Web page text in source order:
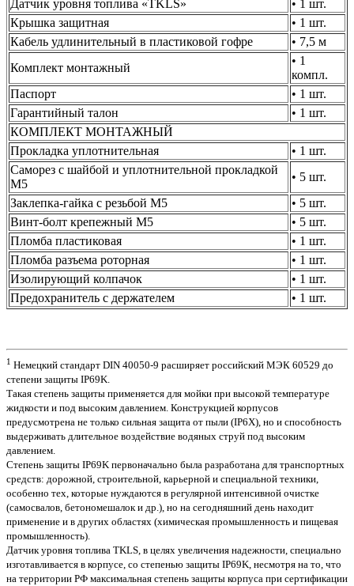
Датчик уровня топлива «TKLS»
• 1 шт.
Крышка защитная
• 1 шт.
Кабель удлинительный в пластиковой гофре
• 7,5 м
Комплект монтажный
• 1
компл.
Паспорт
• 1 шт.
Гарантийный талон
• 1 шт.
КОМПЛЕКТ МОНТАЖНЫЙ
Прокладка уплотнительная
• 1 шт.
Саморез с шайбой и уплотнительной прокладкой
M5
• 5 шт.
Заклепка-гайка с резьбой M5
• 5 шт.
Винт-болт крепежный M5
• 5 шт.
Пломба пластиковая
• 1 шт.
Пломба разъема роторная
• 1 шт.
Изолирующий колпачок
• 1 шт.
Предохранитель с держателем
• 1 шт.
1 Немецкий стандарт DIN 40050-9 расширяет российский МЭК 60529 до
степени защиты IP69K.
Такая степень защиты применяется для мойки при высокой температуре
жидкости и под высоким давлением. Конструкцией корпусов
предусмотрена не только сильная защита от пыли (IP6X), но и способность
выдерживать длительное воздействие водяных струй под высоким
давлением.
Степень защиты IP69K первоначально была разработана для транспортных
средств: дорожной, строительной, карьерной и специальной техники,
особенно тех, которые нуждаются в регулярной интенсивной очистке
(самосвалов, бетономешалок и др.), но на сегодняшний день находит
применение и в других областях (химическая промышленность и пищевая
промышленность).
Датчик уровня топлива TKLS, в целях увеличения надежности, специально
изготавливается в корпусе, со степенью защиты IP69K, несмотря на то, что
на территории РФ максимальная степень защиты корпуса при сертификации